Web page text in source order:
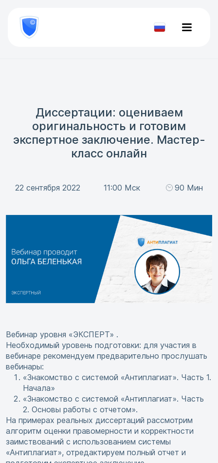
800
777-
81-Проверить
Диссертации: оцениваем
оригинальность и готовим
экспертное заключение. Мастер-
класс онлайн
22 сентября 2022 11:00 Мск 90 Мин
Вебинар уровня «ЭКСПЕРТ» .
Необходимый уровень подготовки: для участия в
вебинаре рекомендуем предварительно прослушать
вебинары:
«Знакомство с системой «Антиплагиат». Часть 1.
Начала»
«Знакомство с системой «Антиплагиат». Часть
2. Основы работы с отчетом».
На примерах реальных диссертаций рассмотрим
алгоритм оценки правомерности и корректности
заимствований с использованием системы
«Антиплагиат», отредактируем полный отчет и